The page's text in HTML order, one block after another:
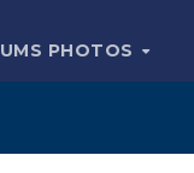
PHOTOS